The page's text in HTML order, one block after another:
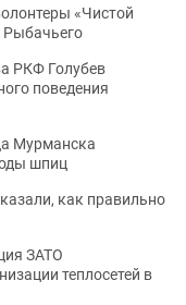
«Чистой
Рыбачьего
РКФ Голубев
поведения
Мурманска
шпиц
как правильно
ЗАТО
теплосетей в